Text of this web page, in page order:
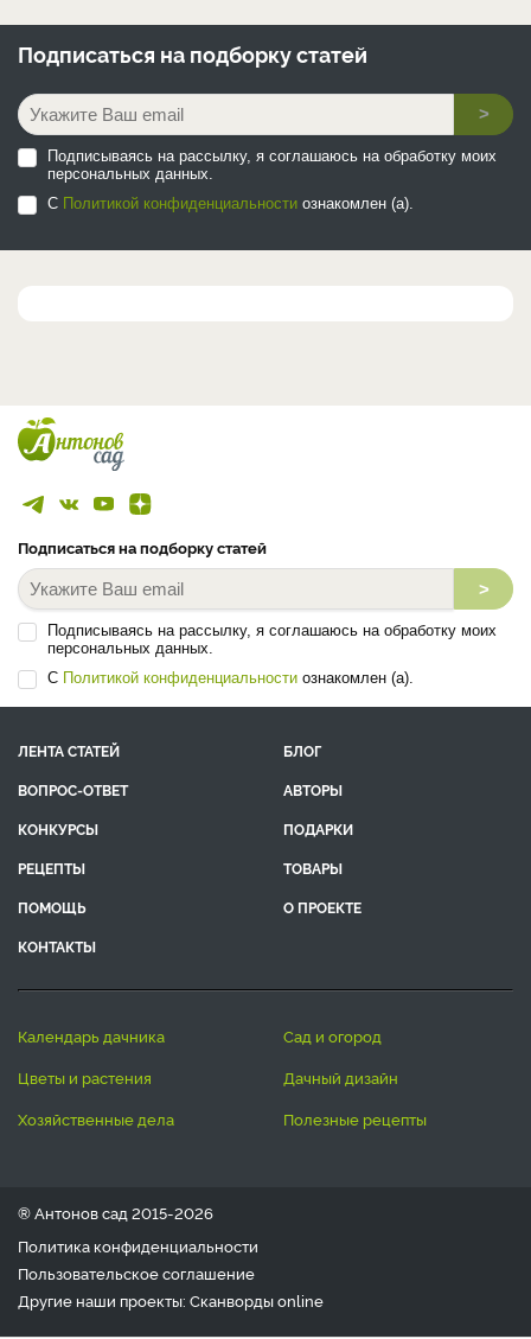
Подписаться на подборку статей
>
Подписываясь на рассылку, я соглашаюсь на обработку моих
персональных данных.
С Политикой конфиденциальности ознакомлен (а).
Подписаться на подборку статей
>
Подписываясь на рассылку, я соглашаюсь на обработку моих
персональных данных.
С Политикой конфиденциальности ознакомлен (а).
ЛЕНТА СТАТЕЙ
БЛОГ
ВОПРОС-ОТВЕТ
АВТОРЫ
КОНКУРСЫ
ПОДАРКИ
РЕЦЕПТЫ
ТОВАРЫ
ПОМОЩЬ
О ПРОЕКТЕ
КОНТАКТЫ
календарь дачника
сад и огород
цветы и растения
дачный дизайн
хозяйственные дела
полезные рецепты
® Антонов сад 2015-2026
Политика конфиденциальности
Пользовательское соглашение
Другие наши проекты: Сканвордыonline